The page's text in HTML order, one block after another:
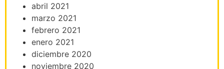
abril 2021
marzo 2021
febrero 2021
enero 2021
diciembre 2020
noviembre 2020